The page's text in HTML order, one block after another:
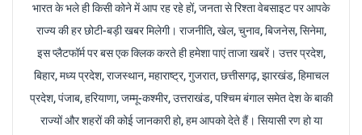
भारत के भले ही किसी कोने में आप रह रहे हों, जनता से रिश्ता वेबसाइट पर आपके
राज्य की हर छोटी-बड़ी खबर मिलेगी। राजनीति, खेल, चुनाव, बिजनेस, सिनेमा,
इस प्लैटफॉर्म पर बस एक क्लिक करते ही हमेशा पाएं ताजा खबरें। उत्तर प्रदेश,
बिहार, मध्य प्रदेश, राजस्थान, महाराष्ट्र, गुजरात, छत्तीसगढ़, झारखंड, हिमाचल
प्रदेश, पंजाब, हरियाणा, जम्मू-कश्मीर, उत्तराखंड, पश्चिम बंगाल समेत देश के बाकी
राज्यों और शहरों की कोई जानकारी हो, हम आपको देते हैं। सियासी रण हो या